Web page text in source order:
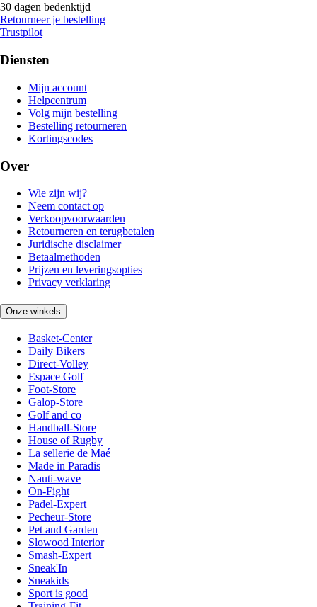
30 dagen bedenktijd
Retourneer je bestelling
Trustpilot
Diensten
Mijn account
Helpcentrum
Volg mijn bestelling
Bestelling retourneren
Kortingscodes
Over
Wie zijn wij?
Neem contact op
Verkoopvoorwaarden
Retourneren en terugbetalen
Juridische disclaimer
Betaalmethoden
Prijzen en leveringsopties
Privacy verklaring
Onze winkels
Basket-Center
Daily Bikers
Direct-Volley
Espace Golf
Foot-Store
Galop-Store
Golf and co
Handball-Store
House of Rugby
La sellerie de Maé
Made in Paradis
Nauti-wave
On-Fight
Padel-Expert
Pecheur-Store
Pet and Garden
Slowood Interior
Smash-Expert
Sneak'In
Sneakids
Sport is good